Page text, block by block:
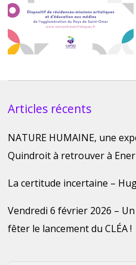
Articles récents
NATURE HUMAINE, une
Quindroit à retrouver à
La certitude incertaine –
Vendredi 6 février 2026 –
fêter le lancement du CLÉA !